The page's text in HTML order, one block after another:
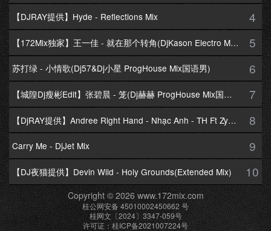
【DJRAY提供】Hyde - Reflections Mix 4
【172Mix独家】王一佳 - 就在那个转角(DjKason Electro Mix国语女) 5
苏打绿 - 小情歌(Dj57&Dj小星 ProgHouse Mix国语男) 6
【城隍Dj瘦彬Edit】张碧晨 - 笼(Dj赫赫 ProgHouse Mix国语女) 7
【DjRAY提供】Andree Right Hand - Nhạc Anh - TH Ft Zym Mix 8
Carry Me - DjJet Mix 9
【DJ夜猫提供】Devin Wild - Holy Grounds(Extended Mix) 10
Copyright © 2026 www.172mix.com
桂公网安备 45010002450662 号
桂网文〔2024〕3347-059号
许可证：桂ICP备2021007224号